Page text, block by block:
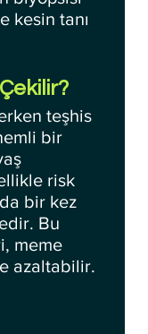
kesin tanı
teşhis
bir
risk
bir kez
Bu
meme
azaltabilir.